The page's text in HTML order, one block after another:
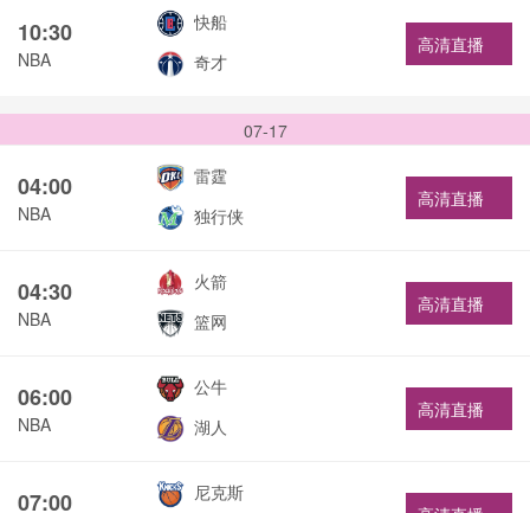
10:30
NBA
快船
奇才
高清直播
07-17
04:00
NBA
雷霆
独行侠
高清直播
04:30
NBA
火箭
篮网
高清直播
06:00
NBA
公牛
湖人
高清直播
07:00
尼克斯